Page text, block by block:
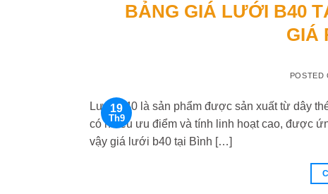
BẢNG GIÁ LƯỚI B40
GIÁ
POSTED
19
Th9
Lưới B40 là sản phẩm được sản xuất từ dây
có nhiều ưu điểm và tính linh hoạt cao, được
vậy giá lưới b40 tại Bình […]